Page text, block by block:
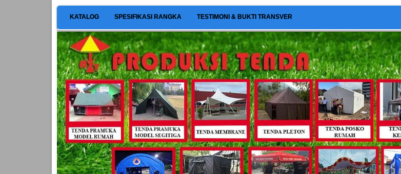
KATALOG SPESIFIKASI RANGKA TESTIMONI & BUKTI TRANSVER